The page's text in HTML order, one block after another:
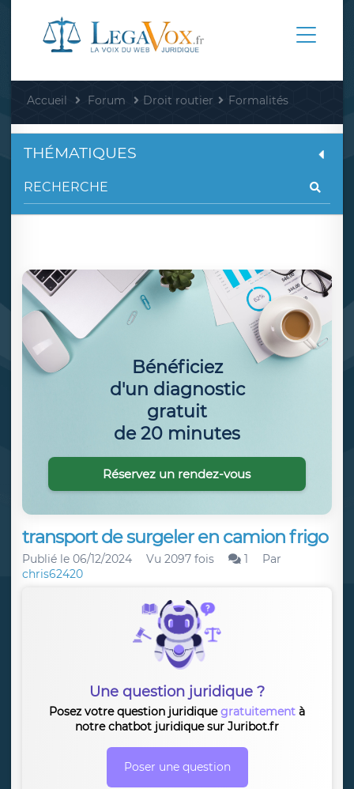
Accueil Forum Droit routier Formalités
transport de surgeler en camion frigo
Publié le 06/12/2024 Vu 2097 fois 1
Par
chris62420
Une question juridique ?
Posez votre question juridiquegratuitement à
notre chatbot juridique sur Juribot.fr
Poser une question
THÉMATIQUES
Bénéficiez
d'un diagnostic
gratuit
de 20 minutes
Réservez un rendez-vous